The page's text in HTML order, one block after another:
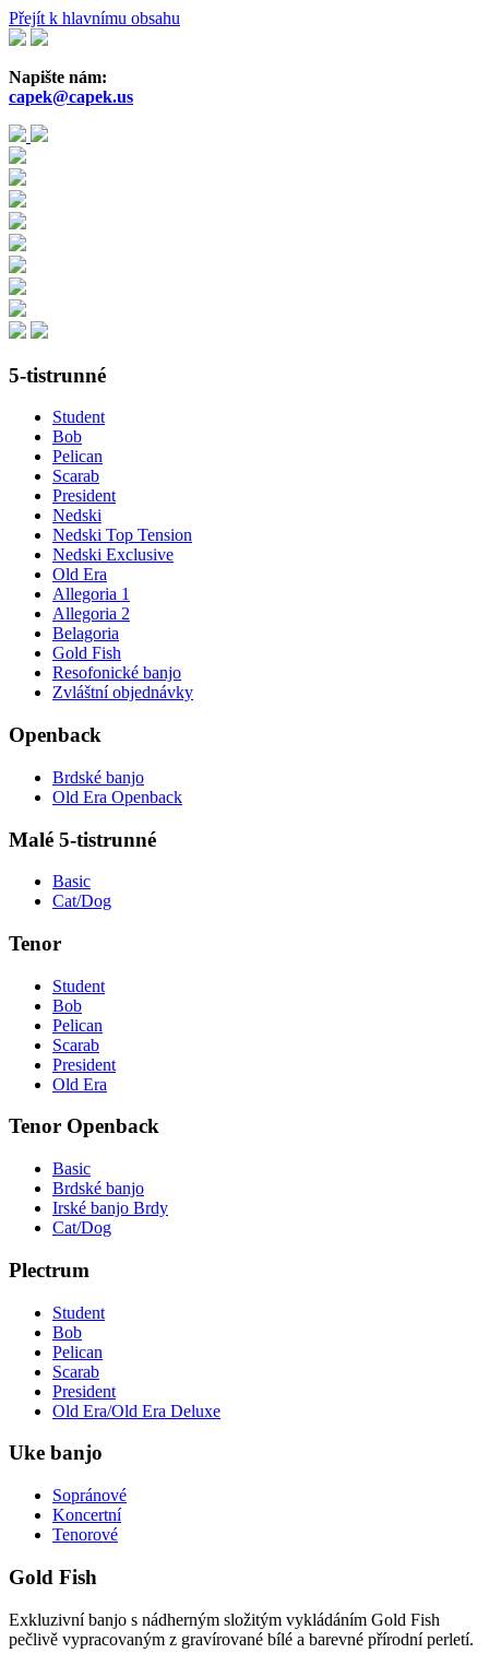
Přejít k hlavnímu obsahu
Napište nám:
capek@capek.us
5-tistrunné
Student
Bob
Pelican
Scarab
President
Nedski
Nedski Top Tension
Nedski Exclusive
Old Era
Allegoria 1
Allegoria 2
Belagoria
Gold Fish
Resofonické banjo
Zvláštní objednávky
Openback
Brdské banjo
Old Era Openback
Malé 5-tistrunné
Basic
Cat/Dog
Tenor
Student
Bob
Pelican
Scarab
President
Old Era
Tenor Openback
Basic
Brdské banjo
Irské banjo Brdy
Cat/Dog
Plectrum
Student
Bob
Pelican
Scarab
President
Old Era/Old Era Deluxe
Uke banjo
Sopránové
Koncertní
Tenorové
Gold Fish
Exkluzivní banjo s nádherným složitým vykládáním Gold Fish
pečlivě vypracovaným z gravírované bílé a barevné přírodní perletí.